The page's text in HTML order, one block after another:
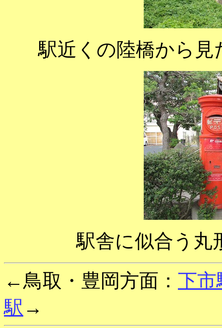
駅近くの陸橋から見
駅舎に似合う丸
←鳥取・豊岡方面： 下市
駅 →